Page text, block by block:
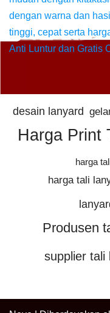
dengan warna dan
tinggi, cepat serta
Anti Luntur dan Gratis
desain lanyard
Harga Print
harga
harga tali
Produsen
supplier tali